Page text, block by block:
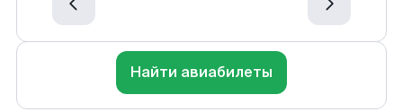
Найти авиабилеты